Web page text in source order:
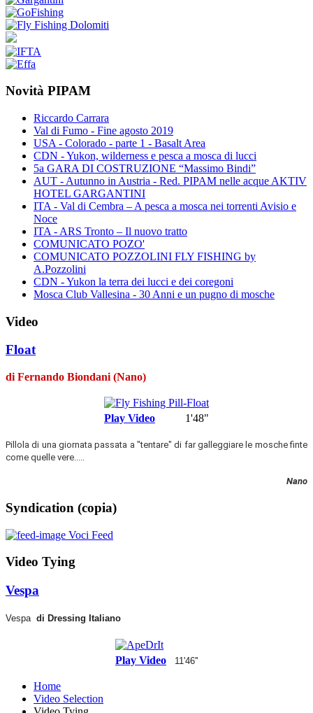
Novità PIPAM
Riccardo Carrara
Val di Fumo - Fine agosto 2019
USA - Colorado - parte 1 - Basalt Area
CDN - Yukon, wilderness e pesca a mosca di lucci
5a GARA DI COSTRUZIONE “Massimo Bindi”
AUT - Autunno in Austria - Red. PIPAM nelle acque AKTIV
HOTEL GARGANTINI
ITA - Val di Cembra – A pesca a mosca nei torrenti Avisio e
Noce
ITA - ARS Tronto – Il nuovo tratto
COMUNICATO POZO'
COMUNICATO POZZOLINI FLY FISHING by
A.Pozzolini
CDN - Yukon la terra dei lucci e dei coregoni
Mosca Club Vallesina - 30 Anni e un pugno di mosche
Video
Float
di Fernando Biondani (Nano)
Play Video 1'48"
Pillola di una giornata passata a "tentare" di far galleggiare le mosche finte
come quelle vere.....
Nano
Syndication (copia)
Voci Feed
Video Tying
Vespa
Vespa di Dressing Italiano
Play Video 11'46''
Home
Video Selection